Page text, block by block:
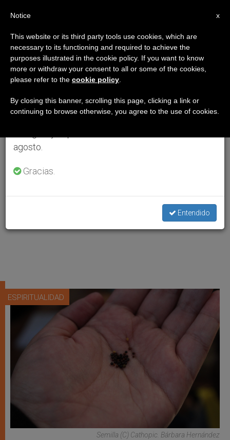
ESPIRITUALIDAD
Semilla (C) Cathopic. Bárbara Hernández
×
Aviso importante
Del 27 de julio al 7 de agosto haremos la pausa
anual, aprovechando que en el periodo de verano
se generan menos informaciones y también el
agosto.
Gracias.
Entendido
x
Notice
This website or its third party tools use cookies, which are
necessary to its functioning and required to achieve the
purposes illustrated in the cookie policy. If you want to know
more or withdraw your consent to all or some of the cookies,
please refer to the cookie policy
By closing this banner, scrolling this page, clicking a link or
continuing to browse otherwise, you agree to the use of cookies.